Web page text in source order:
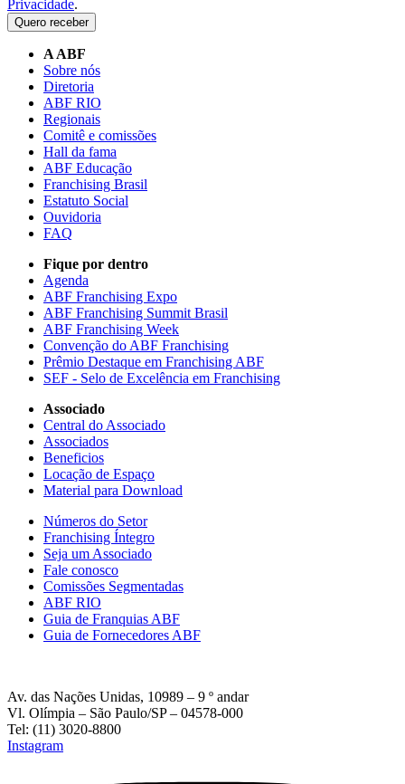
Privacidade.
Quero receber
A ABF
Sobre nós
Diretoria
ABF RIO
Regionais
Comitê e comissões
Hall da fama
ABF Educação
Franchising Brasil
Estatuto Social
Ouvidoria
FAQ
Fique por dentro
Agenda
ABF Franchising Expo
ABF Franchising Summit Brasil
ABF Franchising Week
Convenção do ABF Franchising
Prêmio Destaque em Franchising ABF
SEF - Selo de Excelência em Franchising
Associado
Central do Associado
Associados
Beneficios
Locação de Espaço
Material para Download
Números do Setor
Franchising Íntegro
Seja um Associado
Fale conosco
Comissões Segmentadas
ABF RIO
Guia de Franquias ABF
Guia de Fornecedores ABF
Av. das Nações Unidas, 10989 – 9 º andar
Vl. Olímpia – São Paulo/SP – 04578-000
Tel: (11) 3020-8800
Instagram